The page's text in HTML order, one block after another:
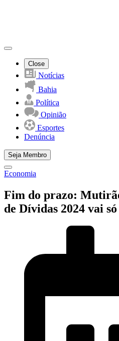
Close
Notícias
Bahia
Política
Opinião
Esportes
Denúncia
Seja Membro
Economia
Fim do prazo:
de Dívidas 2024 vai